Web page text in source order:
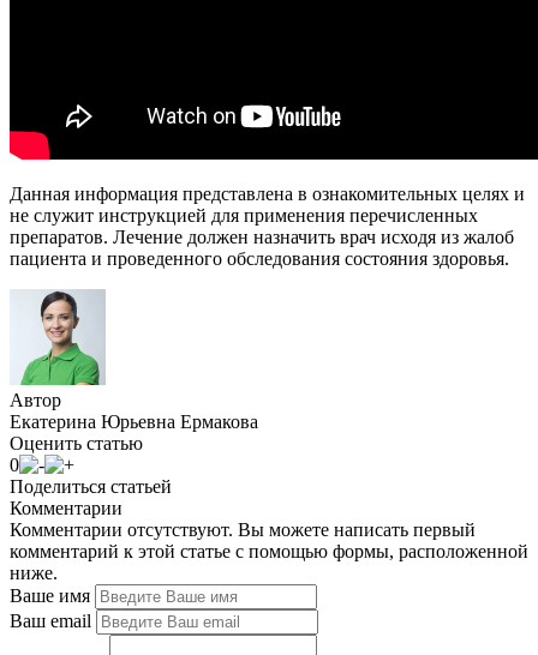
Данная информация представлена в ознакомительных целях и
не служит инструкцией для применения перечисленных
препаратов. Лечение должен назначить врач исходя из жалоб
пациента и проведенного обследования состояния здоровья.
Автор
Екатерина Юрьевна Ермакова
Оценить статью
0
Поделиться статьей
Комментарии
Комментарии отсутствуют. Вы можете написать первый
комментарий к этой статье с помощью формы, расположенной
ниже.
Ваше имя
Ваш email